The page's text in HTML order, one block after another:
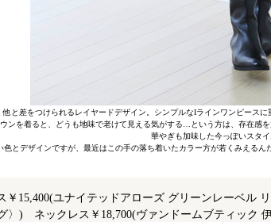
他と差をつけられるレイヤードデザイン。シンプルなIラインワンピース
ンを着ると、どうも地味で老けて見える気がする…という方は、存在感
華やぎも加味した今っぽいスタイ
色とデザインですが、最近はこの手の落ち着いたカラー方が若くみえる
￥15,400(ユナイテッドアローズ グリーンレーベル
〉) ネックレス￥18,700(ヴァンドームブティック